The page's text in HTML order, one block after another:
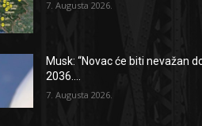
7. Augusta 2026.
Musk: “Novac će biti nevažan
2036....
7. Augusta 2026.